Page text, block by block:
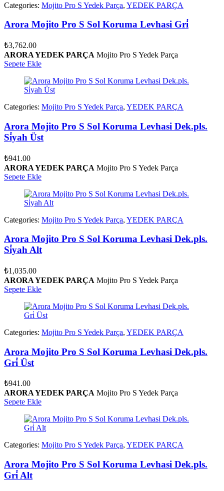
Categories: Mojito Pro S Yedek Parça, YEDEK PARÇA
Arora Mojito Pro S Sol Koruma Levhasi Gri̇
₺3,762.00
ARORA YEDEK PARÇA Mojito Pro S Yedek Parça
Sepete Ekle
Categories: Mojito Pro S Yedek Parça, YEDEK PARÇA
Arora Mojito Pro S Sol Koruma Levhasi Dek.pls.
Si̇yah Üst
₺941.00
ARORA YEDEK PARÇA Mojito Pro S Yedek Parça
Sepete Ekle
Categories: Mojito Pro S Yedek Parça, YEDEK PARÇA
Arora Mojito Pro S Sol Koruma Levhasi Dek.pls.
Si̇yah Alt
₺1,035.00
ARORA YEDEK PARÇA Mojito Pro S Yedek Parça
Sepete Ekle
Categories: Mojito Pro S Yedek Parça, YEDEK PARÇA
Arora Mojito Pro S Sol Koruma Levhasi Dek.pls.
Gri̇ Üst
₺941.00
ARORA YEDEK PARÇA Mojito Pro S Yedek Parça
Sepete Ekle
Categories: Mojito Pro S Yedek Parça, YEDEK PARÇA
Arora Mojito Pro S Sol Koruma Levhasi Dek.pls.
Gri̇ Alt